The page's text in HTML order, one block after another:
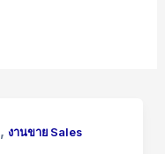
, งานขาย Sales